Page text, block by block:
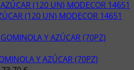
(120 UN) MODECOR 14651
Y AZÚCAR (70PZ)